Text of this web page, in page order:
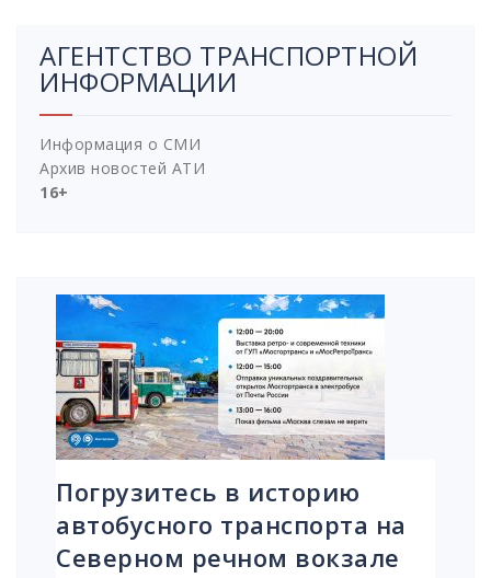
АГЕНТСТВО ТРАНСПОРТНОЙ
ИНФОРМАЦИИ
Информация о СМИ
Архив новостей АТИ
16+
Погрузитесь в историю
автобусного транспорта на
Северном речном вокзале